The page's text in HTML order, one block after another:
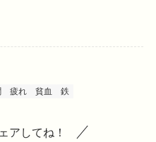
疲れ 貧血 鉄
アしてね！